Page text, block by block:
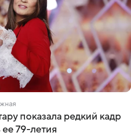
показала редкий кадр
79-летия